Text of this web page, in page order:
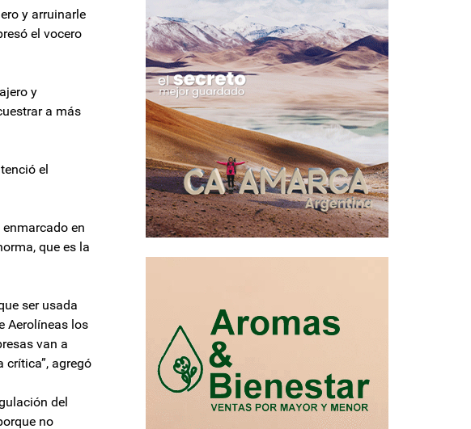
y arruinarle
el vocero
y
a más
el
en
que es la
ser usada
Aerolíneas los
van a
crítica”, agregó
del
no